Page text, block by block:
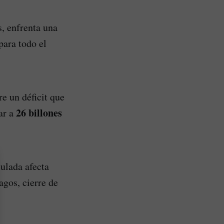
enfrenta una
todo el
un déficit que
a26 billones
afecta
cierre de